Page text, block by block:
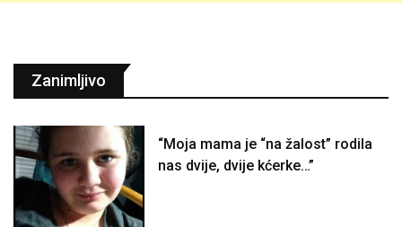
Zanimljivo
“Moja mama je “na žalost” rodila
nas dvije, dvije kćerke…”